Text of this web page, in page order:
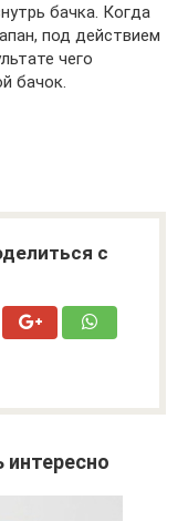
бачка. Когда
под действием
чего
бачок.
с